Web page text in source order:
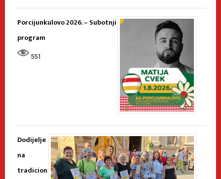
Porcijunkulovo 2026. – Subotnji
program
551
Dodijelje
na
tradicion